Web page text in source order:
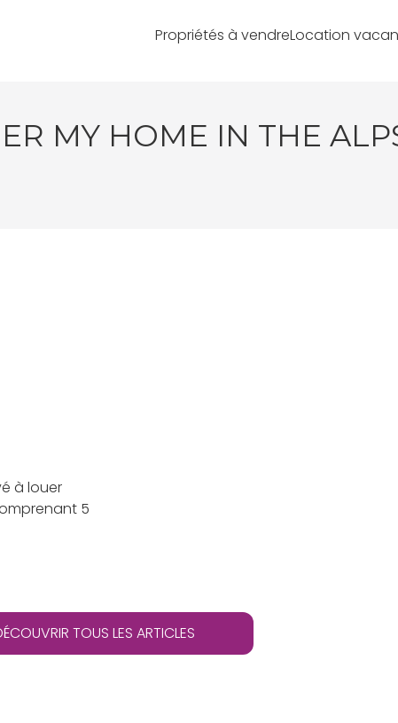
Propriétés à vendreLocation
MY HOME IN THE
à louer
5
TOUS LES ARTICLES